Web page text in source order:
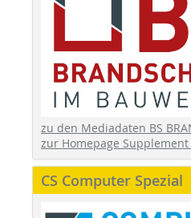
zu den Mediadaten BS
zur Homepage
CS Computer Spezial